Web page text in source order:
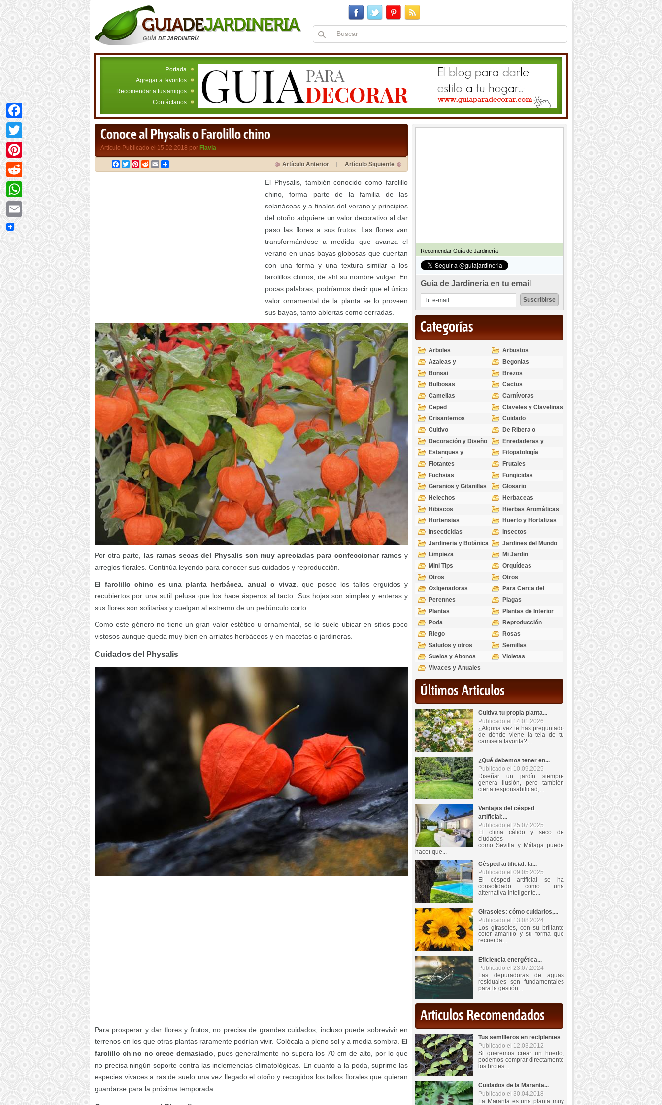
GUÍA DE JARDINERÍA
Portada
Agregar a favoritos
Recomendar a tus amigos
Contáctanos
Conoce al Physalis o Farolillo chino
Artículo Publicado el 15.02.2018 por Flavia
Facebook
TwitterPinterest
RedditEmail Artículo Anterior Artículo Siguiente
El Physalis, también conocido como farolillo
chino, forma parte de la familia de las
solanáceas y a finales del verano y principios
del otoño adquiere un valor decorativo al dar
paso las flores a sus frutos. Las flores van
transformándose a medida que avanza el
verano en unas bayas globosas que cuentan
con una forma y una textura similar a los
farolillos chinos, de ahí su nombre vulgar. En
pocas palabras, podríamos decir que el único
valor ornamental de la planta se lo proveen
sus bayas, tanto abiertas como cerradas.
Por otra parte, las ramas secas del Physalis son muy apreciadas para confeccionar ramos y
arreglos florales. Continúa leyendo para conocer sus cuidados y reproducción.
El farolillo chino es una planta herbácea, anual o vivaz, que posee los tallos erguidos y
recubiertos por una sutil pelusa que los hace ásperos al tacto. Sus hojas son simples y enteras y
sus flores son solitarias y cuelgan al extremo de un pedúnculo corto.
Como este género no tiene un gran valor estético u ornamental, se lo suele ubicar en sitios poco
vistosos aunque queda muy bien en arriates herbáceos y en macetas o jardineras.
Cuidados del Physalis
Para prosperar y dar flores y frutos, no precisa de grandes cuidados; incluso puede sobrevivir en
terrenos en los que otras plantas raramente podrían vivir. Colócala a pleno sol y a media sombra. El
farolillo chino no crece demasiado , pues generalmente no supera los 70 cm de alto, por lo que
no precisa ningún soporte contra las inclemencias climatológicas. En cuanto a la poda, suprime las
especies vivaces a ras de suelo una vez llegado el otoño y recogidos los tallos florales que quieran
guardarse para la próxima temporada.
Recomendar Guía de Jardinería
Guía de Jardinería en tu email
Categorías
Arboles
Arbustos
Azaleas y
Rododendros
Begonias
Bonsai
Brezos
Bulbosas
Cactus
Camelias
Carnívoras
Ceped
Claveles y Clavelinas
Crisantemos
Cuidado
Cultivo
De Ribera o
Palustres
Decoración y Diseño
Enredaderas y
cubresuelos
Estanques y
Acuáticas
Fitopatología
Flotantes
Frutales
Fuchsias
Fungicidas
Geranios y Gitanillas
Glosario
Helechos
Herbaceas
Hibiscos
Hierbas Aromáticas
Hortensias
Huerto y Hortalizas
Insecticidas
Insectos
Jardineria y Botánica
Jardines del Mundo
Limpieza
Mi Jardin
Mini Tips
Orquídeas
Otros
Otros
Oxigenadoras
Para Cerca del
Estanque
Perennes
Plagas
Plantas
Plantas de Interior
Poda
Reproducción
Riego
Rosas
Saludos y otros
temas
Semillas
Suelos y Abonos
Violetas
Vivaces y Anuales
Últimos Articulos
Cultiva tu propia planta...
Publicado el 14.01.2026
¿Alguna vez te has preguntado
de dónde viene la tela de tu
camiseta favorita?...
¿Qué debemos tener en...
Publicado el 10.09.2025
Diseñar un jardín siempre
genera ilusión, pero también
cierta responsabilidad,...
Ventajas del césped
artificial:...
Publicado el 25.07.2025
El clima cálido y seco de
ciudades
como Sevilla y Málaga puede
hacer que...
Césped artificial: la...
Publicado el 09.05.2025
El césped artificial se ha
consolidado como una
alternativa inteligente...
Girasoles: cómo cuidarlos,...
Publicado el 13.08.2024
Los girasoles, con su brillante
color amarillo y su forma que
recuerda...
Eficiencia energética...
Publicado el 23.07.2024
Las depuradoras de aguas
residuales son fundamentales
para la gestión...
Articulos Recomendados
Tus semilleros en recipientes
Publicado el 12.03.2012
Si queremos crear un huerto,
podemos comprar directamente
los brotes...
Cuidados de la Maranta...
Publicado el 30.04.2018
La Maranta es una planta muy
Facebook
Twitter
Pinterest
Reddit
WhatsApp
Email